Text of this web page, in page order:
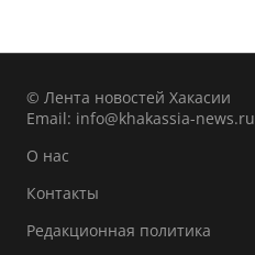
© Лента новостей Хакасии
Email: info@khakassia-news.ru
О нас
Контакты
Редакционная политика